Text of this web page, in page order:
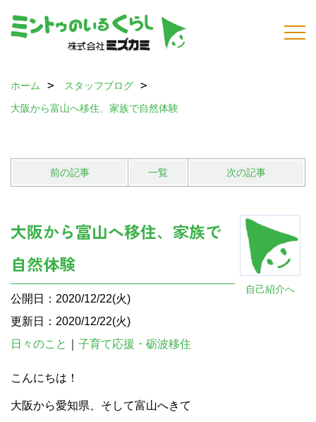
ホーム
スタッフブログ
大阪から富山へ移住、家族で自然体験
前の記事 一覧 次の記事
自己紹介へ
大阪から富山へ移住、家族で
自然体験
公開日：2020/12/22(火)
更新日：2020/12/22(火)
日々のこと
子育て応援・砺波移住
こんにちは！
大阪から愛知県、そして富山へきて